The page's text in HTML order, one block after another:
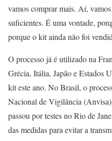
vamos comprar mais. Aí,
suficientes. É uma vontade,
porque o kit ainda não foi
O processo já é utilizado na
Grécia, Itália, Japão e Estados
kit este ano. No Brasil, o
Nacional de Vigilância
passou por testes no Rio de
das medidas para evitar a